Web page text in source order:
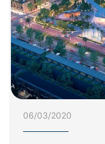
06/03/2020